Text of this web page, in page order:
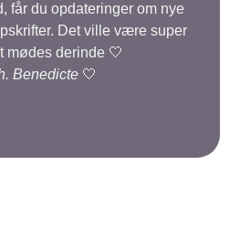
får du opdateringer om nye
Det ville være super
mødes derinde 🤍
Benedicte🤍